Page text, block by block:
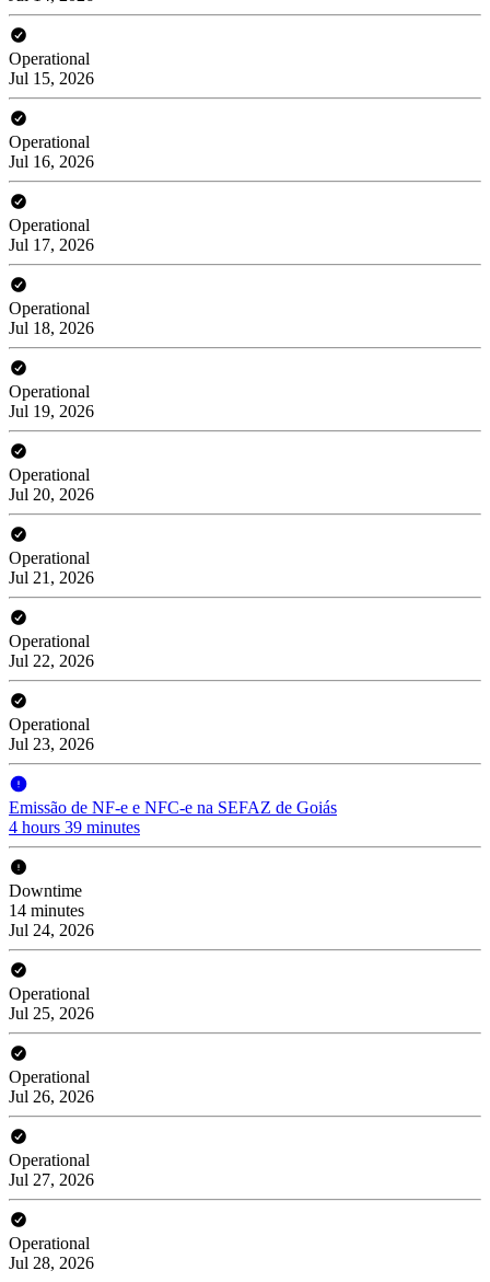
Operational
Jul 15, 2026
Operational
Jul 16, 2026
Operational
Jul 17, 2026
Operational
Jul 18, 2026
Operational
Jul 19, 2026
Operational
Jul 20, 2026
Operational
Jul 21, 2026
Operational
Jul 22, 2026
Operational
Jul 23, 2026
Emissão de NF-e e NFC-e na SEFAZ de Goiás
4 hours 39 minutes
Downtime
14 minutes
Jul 24, 2026
Operational
Jul 25, 2026
Operational
Jul 26, 2026
Operational
Jul 27, 2026
Operational
Jul 28, 2026